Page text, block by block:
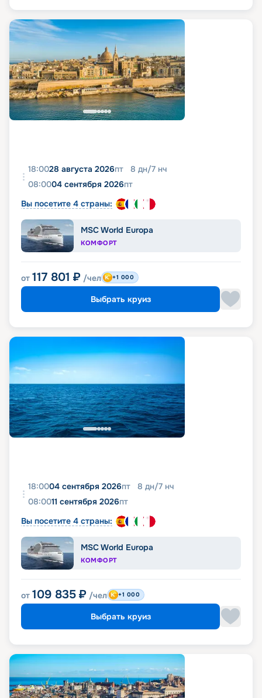
18:0028 августа 2026пт 8 дн/7 нч
08:0004 сентября 2026пт
Вы посетите 4 страны:
MSC World Europa
КОМФОРТ
от 117 801 ₽ /чел +1 000
Выбрать круиз
18:0004 сентября 2026пт 8 дн/7 нч
08:0011 сентября 2026пт
Вы посетите 4 страны:
MSC World Europa
КОМФОРТ
от 109 835 ₽ /чел +1 000
Выбрать круиз